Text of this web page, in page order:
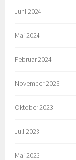
Juni 2024
Mai 2024
Februar 2024
November 2023
Oktober 2023
Juli 2023
Mai 2023